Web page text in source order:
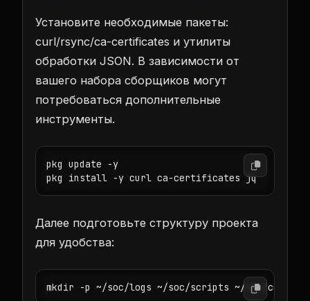
Установите необходимые пакеты:
curl/rsync/ca-certificates и утилиты
обработки JSON. В зависимости от
вашего набора сборщиков могут
потребоваться дополнительные
инструменты.
pkg update -y
pkg install -y curl ca-certificates jq
Далее подготовьте структуру проекта
для удобства:
mkdir -p ~/soc/logs ~/soc/scripts ~/soc/config